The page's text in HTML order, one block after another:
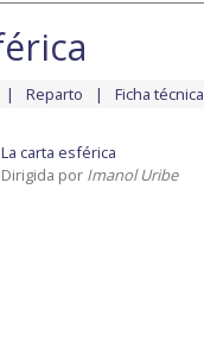
Reparto Ficha técnica
La carta esférica
Dirigida por Imanol Uribe